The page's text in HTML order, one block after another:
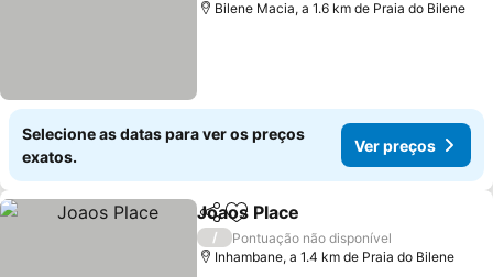
Bilene Macia, a 1.6 km de Praia do Bilene
Selecione as datas para ver os preços
exatos.
Ver preços
PartilharAdicionar aos favoritos
Joaos Place
/
Pontuação não disponível
Inhambane, a 1.4 km de Praia do Bilene